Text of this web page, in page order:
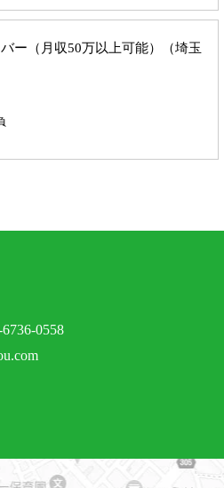
ー（月収50万以上可能）（埼玉
0558